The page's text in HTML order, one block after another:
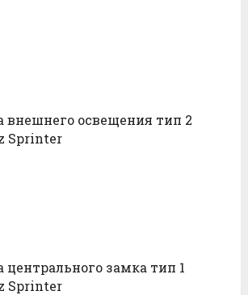
внешнего освещения тип 2
Sprinter
центрального замка тип 1
Sprinter